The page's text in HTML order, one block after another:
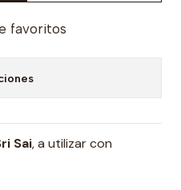
favoritos
Sai, a utilizar con